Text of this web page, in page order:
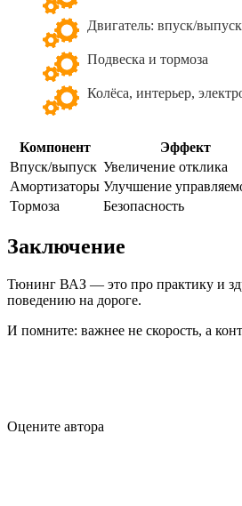
Двигатель: впуск/
Подвеска и тормоза
Колёса, интерьер,
Компонент Эффект
Впуск/выпуск Увеличение отклика
Амортизаторы Улучшение
Тормоза
Безопасность
Заключение
Тюнинг ВАЗ — это про практику и
поведению на дороге.
И помните: важнее не скорость, а
Оцените автора